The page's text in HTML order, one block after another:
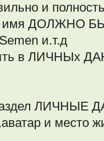
и
имя ДОЛЖНО
и.т.д
в ЛИЧНЫх
ЛИЧНЫЕ
и место